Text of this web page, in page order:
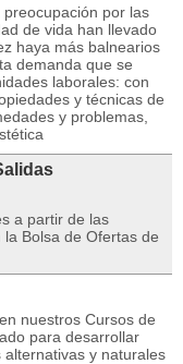
por las
de vida han llevado
haya más balnearios
demanda que se
laborales: con
y técnicas de
y problemas,
a partir de las
Bolsa de Ofertas de
nuestros Cursos de
para desarrollar
y naturales